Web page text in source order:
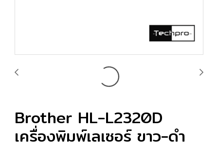
Brother HL-L2320D
เครื่องพิมพ์เลเซอร์ ขาว-ดำ